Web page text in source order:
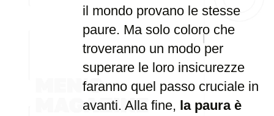
il mondo provano le stesse
paure. Ma solo coloro che
troveranno un modo per
superare le loro insicurezze
faranno quel passo cruciale in
avanti. Alla fine, la paura è